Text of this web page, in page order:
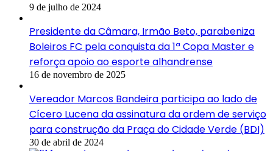
9 de julho de 2024
Presidente da Câmara, Irmão Beto, parabeniza
Boleiros FC pela conquista da 1ª Copa Master e
reforça apoio ao esporte alhandrense
16 de novembro de 2025
Vereador Marcos Bandeira participa ao lado de
Cícero Lucena da assinatura da ordem de serviço
para construção da Praça do Cidade Verde (BDI)
30 de abril de 2024